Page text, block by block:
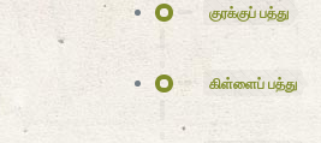
குரக்குப் பத்து
கிள்ளைப் பத்து